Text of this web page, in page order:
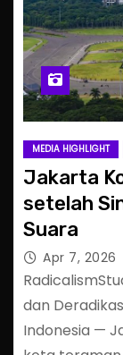
MEDIA HIGHLIGHT
Jakarta
setelah
Suara
Apr 7, 2026
dan
Indonesia —